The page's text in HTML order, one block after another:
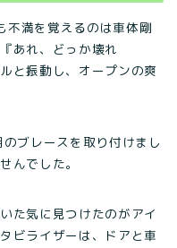
不満を覚えるのは車体剛
あれ、どっか壊れ
と振動し、オープンの爽
ブレースを取り付けまし
んでした。
た気に見つけたのがアイ
ビライザーは、ドアと車